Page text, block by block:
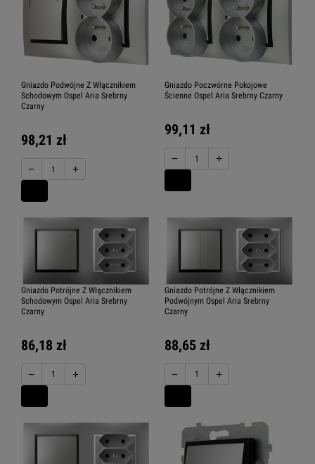
Gniazdo Podwójne Z Włącznikiem
Schodowym Ospel Aria Srebrny
Czarny
98,21 zł
− +
Gniazdo Poczwórne Pokojowe
Ścienne Ospel Aria Srebrny Czarny
99,11 zł
− +
Gniazdo Potrójne Z Włącznikiem
Schodowym Ospel Aria Srebrny
Czarny
86,18 zł
− +
Gniazdo Potrójne Z Włącznikiem
Podwójnym Ospel Aria Srebrny
Czarny
88,65 zł
− +